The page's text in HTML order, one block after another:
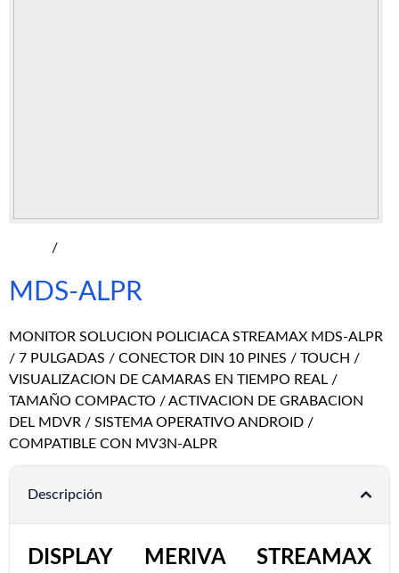
/
MDS-ALPR
MONITOR SOLUCION POLICIACA STREAMAX MDS-ALPR
/ 7 PULGADAS / CONECTOR DIN 10 PINES / TOUCH /
VISUALIZACION DE CAMARAS EN TIEMPO REAL /
TAMAÑO COMPACTO / ACTIVACION DE GRABACION
DEL MDVR / SISTEMA OPERATIVO ANDROID /
COMPATIBLE CON MV3N-ALPR
Descripción
DISPLAY MERIVA STREAMAX